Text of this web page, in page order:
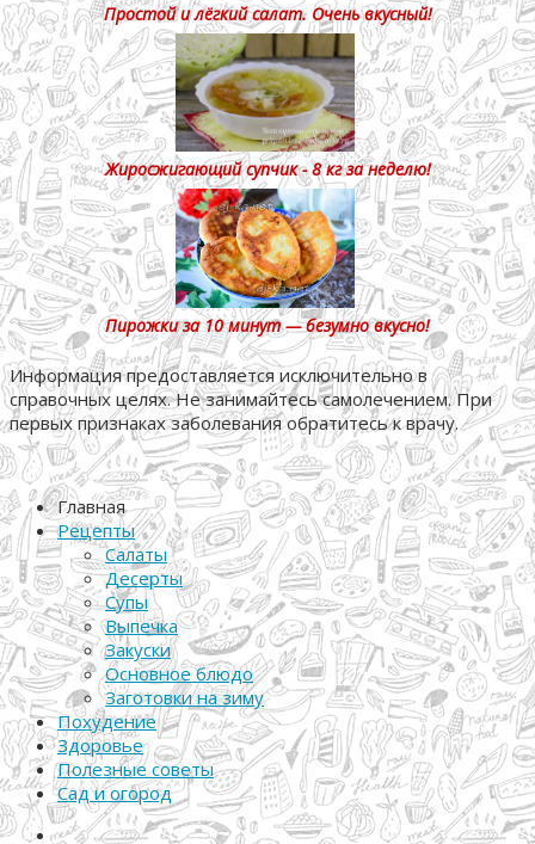
Простой и лёгкий салат. Очень вкусный!
Жиросжигающий супчик - 8 кг за неделю!
Пирожки за 10 минут — безумно вкусно!
Информация предоставляется исключительно в
справочных целях. Не занимайтесь самолечением. При
первых признаках заболевания обратитесь к врачу.
Главная
Рецепты
Салаты
Десерты
Супы
Выпечка
Закуски
Основное блюдо
Заготовки на зиму
Похудение
Здоровье
Полезные советы
Сад и огород